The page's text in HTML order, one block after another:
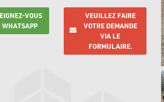
VOUS
WHATSAPP
VEUILLEZ FAIRE
VOTRE DEMANDE
VIA LE
FORMULAIRE.